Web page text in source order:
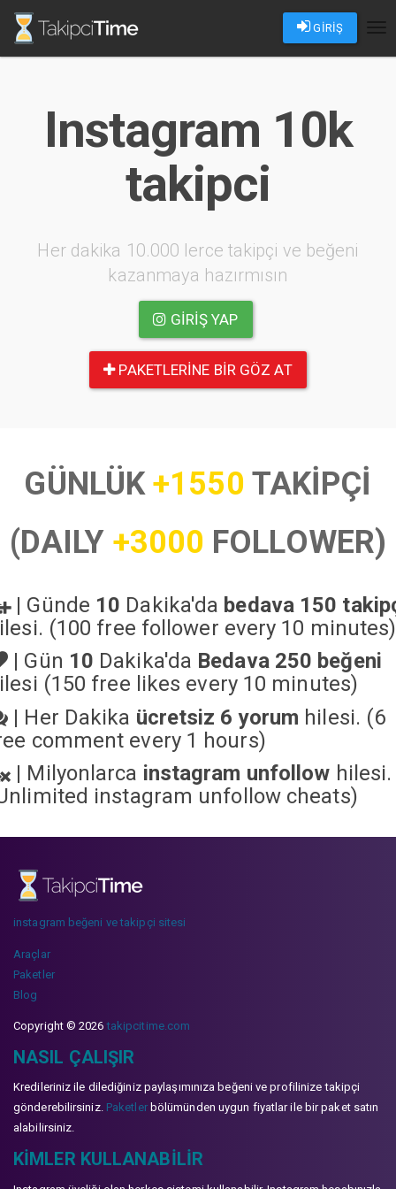
GİRİŞ
Instagram 10k
takipci
Her dakika 10.000 lerce takipçi ve beğeni
kazanmaya hazırmısın
GIRIŞ YAP
PAKETLERINE BIR GÖZ AT
GÜNLÜK+1550 TAKİPÇİ
(DAILY +3000 FOLLOWER)
| Günde 10 Dakika'da bedava 150
(100 free follower every 10 minutes)
| Gün 10 Dakika'da Bedava 250 beğeni
(150 free likes every 10 minutes)
| Her Dakika ücretsiz 6 yorum hilesi. (6
comment every 1 hours)
| Milyonlarca instagram unfollow hilesi.
instagram unfollow cheats)
instagram beğeni ve takipçi sitesi
Araçlar
Paketler
Blog
Copyright © 2026takipcitime.com
NASIL ÇALIŞIR
Kredileriniz ile dilediğiniz paylaşımınıza beğeni ve profilinize takipçi
gönderebilirsiniz. Paketlerbölümünden uygun fiyatlar ile bir paket satın
alabilirsiniz.
KIMLER KULLANABILIR